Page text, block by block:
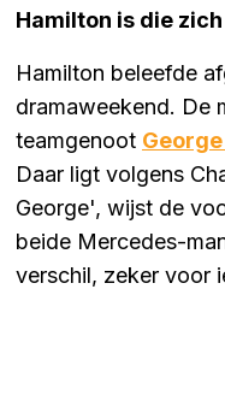
Hamilton is die
Hamilton beleefde
dramaweekend. De
teamgenoot
Daar ligt volgens
George', wijst de
beide Mercedes-
verschil, zeker voor